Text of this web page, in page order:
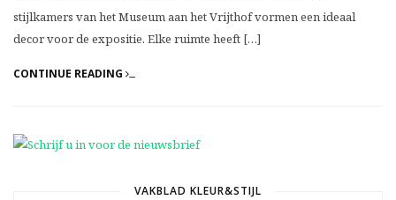
stijlkamers van het Museum aan het Vrijthof vormen een ideaal
decor voor de expositie. Elke ruimte heeft […]
CONTINUE READING
VAKBLAD KLEUR&STIJL